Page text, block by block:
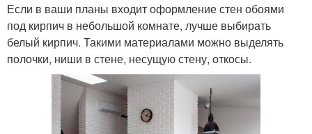
Если в ваши планы входит оформление стен обоями
под кирпич в небольшой комнате, лучше выбирать
белый кирпич. Такими материалами можно выделять
полочки, ниши в стене, несущую стену, откосы.